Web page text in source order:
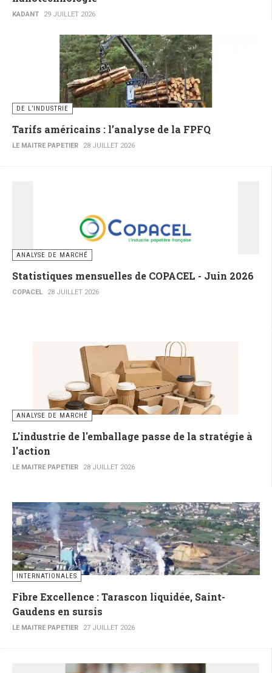
KADANT 29 JUILLET 2026
DE L’INDUSTRIE
Tarifs américains : l’analyse de la FPFQ
LE MAITRE PAPETIER 28 JUILLET 2026
ANALYSE DE MARCHÉ
Statistiques mensuelles de COPACEL - Juin 2026
COPACEL 28 JUILLET 2026
ANALYSE DE MARCHÉ
L'industrie de l'emballage passe de la stratégie à
l'action
LE MAITRE PAPETIER 28 JUILLET 2026
INTERNATIONALES
Fibre Excellence : Tarascon liquidée, Saint-
Gaudens en sursis
LE MAITRE PAPETIER 27 JUILLET 2026